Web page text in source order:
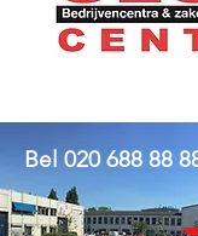
Bel 020 688 88